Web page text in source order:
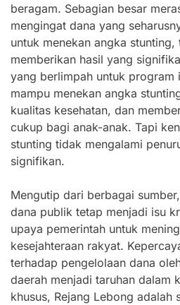
beragam. Sebagian besar
mengingat dana yang
untuk menekan angka stunting,
memberikan hasil yang
yang berlimpah untuk program
mampu menekan angka
kualitas kesehatan, dan
cukup bagi anak-anak. Tapi
stunting tidak mengalami
signifikan.
Mengutip dari berbagai
dana publik tetap menjadi isu
upaya pemerintah untuk
kesejahteraan rakyat.
terhadap pengelolaan dana
daerah menjadi taruhan dalam
khusus, Rejang Lebong adalah